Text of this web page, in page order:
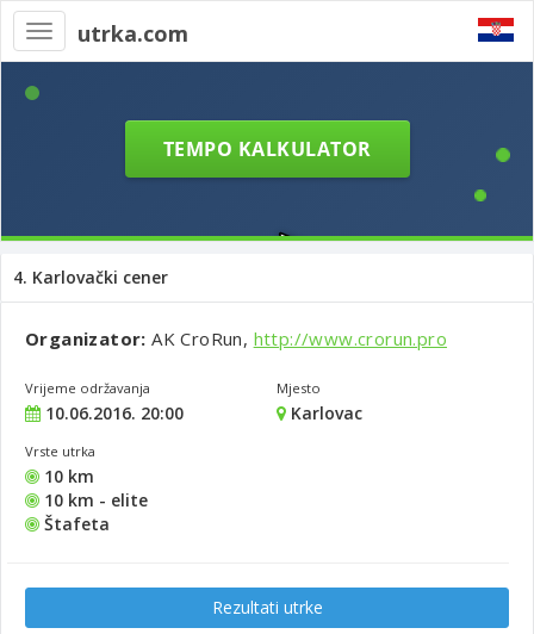
Toggle
navigation
utrka.com
4. Karlovački cener
Organizator:AK CroRun, http://www.crorun.pro
Vrijeme održavanja
10.06.2016. 20:00
Mjesto
Karlovac
Vrste utrka
10 km
10 km - elite
Štafeta
Rezultati utrke